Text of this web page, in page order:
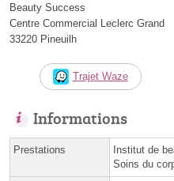
Beauty Success
Centre Commercial Leclerc Grand
33220 Pineuilh
Trajet Waze
Informations
Prestations
Institut de
Soins du